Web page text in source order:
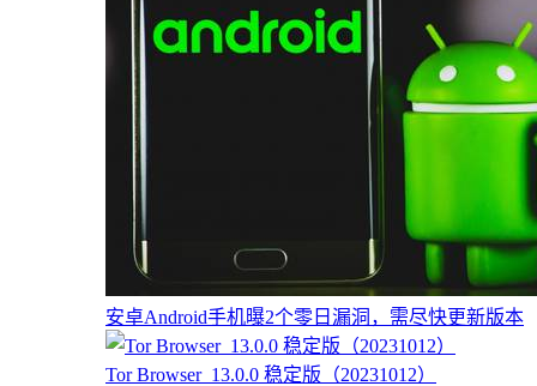
安卓Android手机曝2个零日漏洞，需尽快更新版本
Tor Browser_13.0.0 稳定版（20231012）